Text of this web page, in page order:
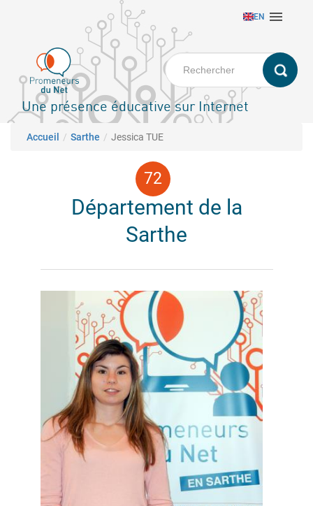
principal
EN 
Une présence éducative sur Internet
Fil d'Ariane
Accueil Sarthe Jessica TUE
Département de la
Sarthe